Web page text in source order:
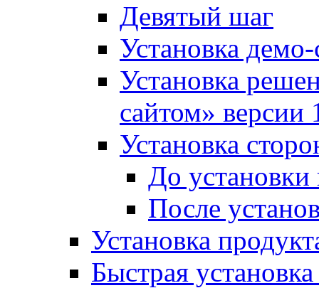
Девятый шаг
Установка
Установка
сайтом»
Установка
До установки
После
Установка
Быстрая